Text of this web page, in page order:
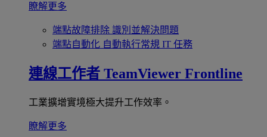
瞭解更多
端點故障排除 識別並解決問題
端點自動化 自動執行常規 IT 任務
連線工作者 TeamViewer Frontline
工業擴增實境極大提升工作效率。
瞭解更多